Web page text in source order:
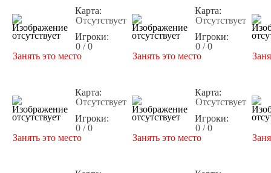
Карта:
Отсутствует
Игроки:
0 / 0
Занять это место
Карта:
Отсутствует
Игроки:
0 / 0
Занять это место
Карта:
Отсутствует
Игроки:
0 / 0
Занять это место
Карта:
Отсутствует
Игроки:
0 / 0
Занять это место